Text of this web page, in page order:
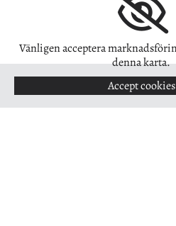
Vänligen acceptera
denna karta.
Accept cookies